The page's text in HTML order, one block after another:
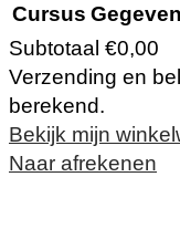
Producten
in
Cursus
Subtotaal €0,00
Verzending en
berekend.
Bekijk mijn
Naar afrekenen